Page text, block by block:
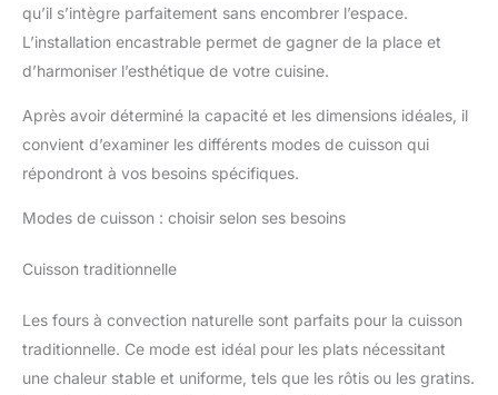
qu’il s’intègre parfaitement sans encombrer l’espace.
L’installation encastrable permet de gagner de la place et
d’harmoniser l’esthétique de votre cuisine.
Après avoir déterminé la capacité et les dimensions idéales, il
convient d’examiner les différents modes de cuisson qui
répondront à vos besoins spécifiques.
Modes de cuisson : choisir selon ses besoins
Cuisson traditionnelle
Les fours à convection naturelle sont parfaits pour la cuisson
traditionnelle. Ce mode est idéal pour les plats nécessitant
une chaleur stable et uniforme, tels que les rôtis ou les gratins.